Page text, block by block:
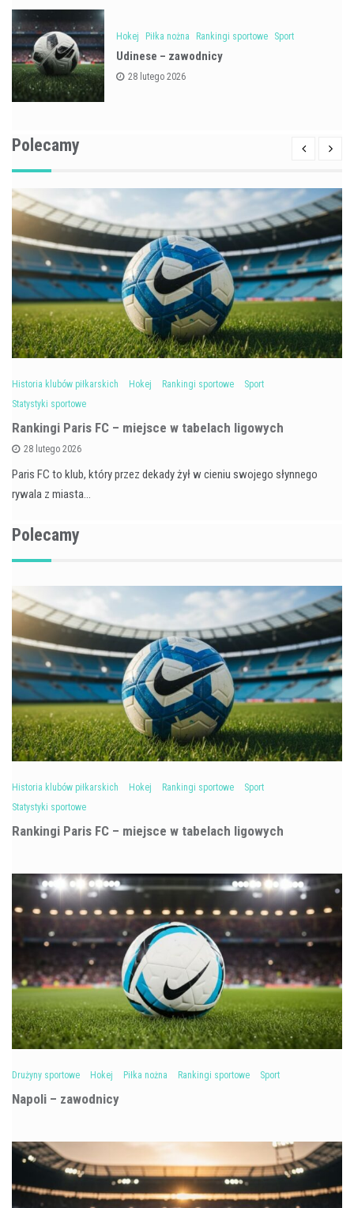
Hokej Piłka nożna Rankingi sportowe Sport
Udinese – zawodnicy
28 lutego 2026
Polecamy
Historia klubów piłkarskich Hokej Rankingi sportowe
Sport
Statystyki sportowe
Rankingi Paris FC – miejsce w tabelach ligowych
28 lutego 2026
Paris FC to klub, który przez dekady żył w cieniu swojego słynnego
rywala z miasta…
Polecamy
Historia klubów piłkarskich Hokej Rankingi sportowe
Sport
Statystyki sportowe
Rankingi Paris FC – miejsce w tabelach ligowych
Drużyny sportowe Hokej Piłka nożna Rankingi sportowe Sport
Napoli – zawodnicy